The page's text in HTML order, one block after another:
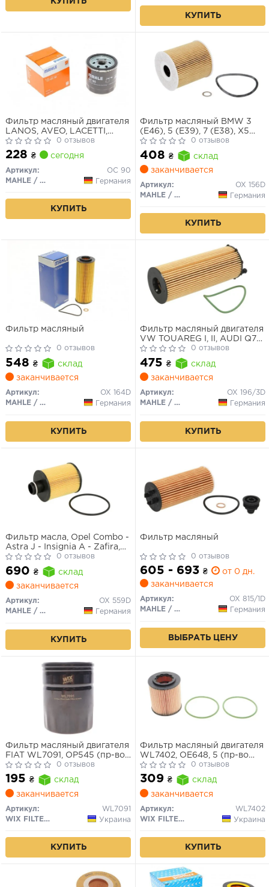
КУПИТЬ
Фильтр масляный двигателя
LANOS, AVEO, LACETTI,
NUBIRA, NEXIA (пр-во
KNECHT-MAHLE)
0 отзывов
228 ₴ сегодня
Артикул:
OC 90
MAHLE / KNECHT
Германия
КУПИТЬ
Фильтр масляный BMW 3
(E46), 5 (E39), 7 (E38), X5
(E53), 2.5D-3.0D, 98-12
0 отзывов
408 ₴
склад
заканчивается
Артикул:
OX 156D
MAHLE / KNECHT
Германия
КУПИТЬ
Фильтр масляный
0 отзывов
548 ₴
склад
заканчивается
Артикул:
OX 164D
MAHLE / KNECHT
Германия
КУПИТЬ
Фильтр масляный двигателя
VW TOUAREG I, II, AUDI Q7
3.0-4.2 TDI 04-, (пр-во
KNECHT-MAHLE)
0 отзывов
475 ₴
склад
заканчивается
Артикул:
OX 196/3D
MAHLE / KNECHT
Германия
КУПИТЬ
Фильтр масла, Opel Combo -
Astra J - Insignia A - Zafira,
1.3 - 1.6 - 2.0 CDTI, 2008>
0 отзывов
690 ₴
склад
заканчивается
Артикул:
OX 559D
MAHLE / KNECHT
Германия
КУПИТЬ
Фильтр масляный
0 отзывов
605 - 693 ₴
от 0 дн.
заканчивается
Артикул:
OX 815/1D
MAHLE / KNECHT
Германия
ВЫБРАТЬ ЦЕНУ
Фильтр масляный двигателя
FIAT WL7091, OP545 (пр-во
WIX-Filtron UA)0 отзывов
195 ₴
склад
заканчивается
Артикул:
WL7091
WIX FILTERS
Украина
КУПИТЬ
Фильтр масляный двигателя
WL7402, OE648, 5 (пр-во
WIX-Filtron)0 отзывов
309 ₴
склад
заканчивается
Артикул:
WL7402
WIX FILTERS
Украина
КУПИТЬ